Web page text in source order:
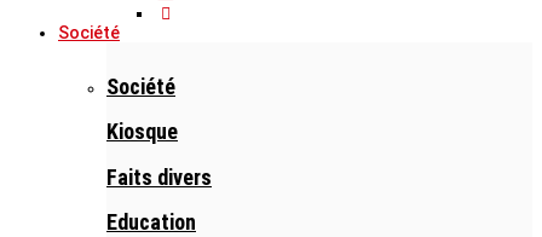
Société
Société
Kiosque
Faits divers
Education